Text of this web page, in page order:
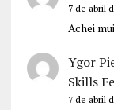
7 de abril
Achei
Ygor
Skills
7 de abril